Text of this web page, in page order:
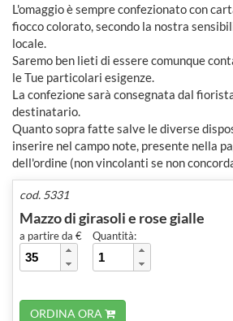
L'omaggio è sempre confezionato con
fiocco colorato, secondo la nostra
locale.
Saremo ben lieti di essere comunque
le Tue particolari esigenze.
La confezione sarà consegnata dal
destinatario.
Quanto sopra fatte salve le diverse
inserire nel campo note, presente nella
dell'ordine (non vincolanti se non
cod. 5331
Mazzo di girasoli e rose gialle
a partire da € Quantità:
ORDINA ORA